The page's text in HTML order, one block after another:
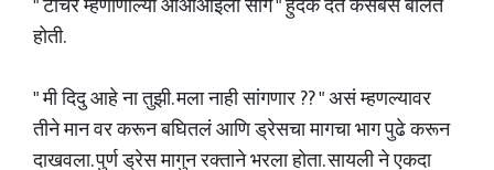
" टीचर म्हणाणाल्या आआआईला सांग " हुंदके देत कसंबसं बोलत
होती.
" मी दिदु आहे ना तुझी. मला नाही सांगणार ?? " असं म्हणल्यावर
तीने मान वर करून बघितलं आणि ड्रेसचा मागचा भाग पुढे करून
दाखवला. पुर्ण ड्रेस मागुन रक्ताने भरला होता. सायली ने एकदा